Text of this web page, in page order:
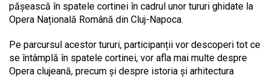
pășească în spatele cortinei în cadrul unor tururi ghidate la
Opera Națională Română din Cluj-Napoca.
Pe parcursul acestor tururi, participanții vor descoperi tot ce
se întâmplă în spatele cortinei, vor afla mai multe despre
Opera clujeană, precum și despre istoria și arhitectura